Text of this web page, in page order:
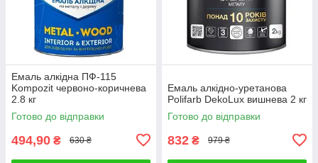
Емаль алкідна ПФ-115
Kompozit червоно-коричнева
2.8 кг
Готово до відправки
494,90 ₴ 630 ₴
Емаль алкідно-уретанова
Polifarb DekoLux вишнева 2 кг
Готово до відправки
832 ₴ 979 ₴